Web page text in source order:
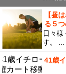
【昼
る５
日々様
す。 ...
41歳